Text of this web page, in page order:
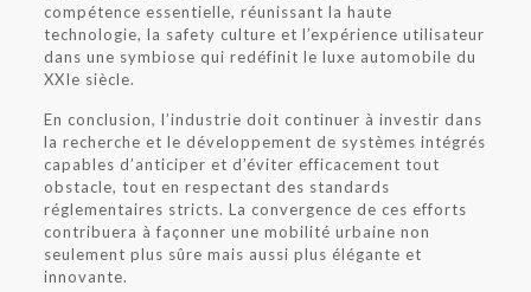
compétence essentielle, réunissant la haute
technologie, la safety culture et l’expérience utilisateur
dans une symbiose qui redéfinit le luxe automobile du
XXIe siècle.
En conclusion, l’industrie doit continuer à investir dans
la recherche et le développement de systèmes intégrés
capables d’anticiper et d’éviter efficacement tout
obstacle, tout en respectant des standards
réglementaires stricts. La convergence de ces efforts
contribuera à façonner une mobilité urbaine non
seulement plus sûre mais aussi plus élégante et
innovante.